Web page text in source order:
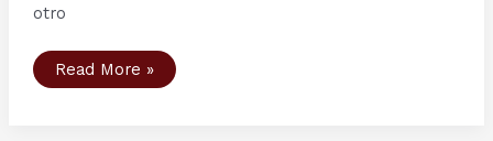
otro
Segunda
Temporada
Read More »